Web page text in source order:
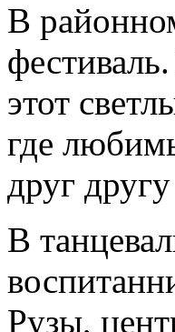
В
этот
где
друг
В
Рузы,